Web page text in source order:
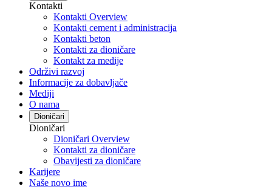
Kontakti
Kontakti Overview
Kontakti cement i administracija
Kontakti beton
Kontakti za dioničare
Kontakt za medije
Održivi razvoj
Informacije za dobavljače
Mediji
O nama
Dioničari
Dioničari
Dioničari Overview
Kontakti za dioničare
Obavijesti za dioničare
Karijere
Naše novo ime